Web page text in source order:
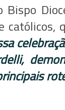
católicos,